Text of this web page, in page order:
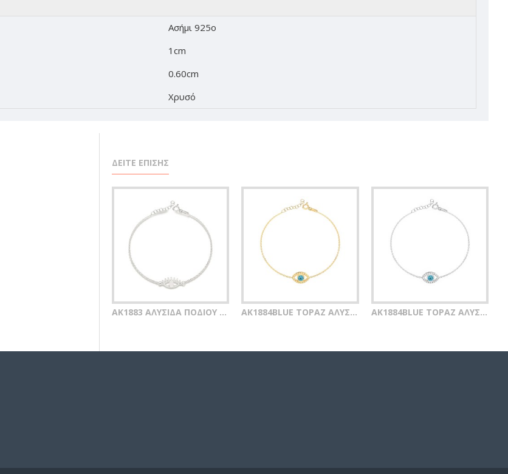
Ασήμι 925o
1cm
0.60cm
Χρυσό
ΔΕΙΤΕ ΕΠΙΣΗΣ
AK1883 ΑΛΥΣΙΔΑ ΠΟΔΙΟΥ ΜΑΤΙ SILVER 925 AK1884BLUE TOPAZ ΑΛΥΣΙΔΑ ΠΟΔΙΟΥ ΜΑΤΙ ZIRGON GOLD PL 925 AK1884BLUE TOPAZ ΑΛΥΣΙΔΑ ΠΟΔΙΟΥ ΜΑΤΙ ZIRGON SILVER 925